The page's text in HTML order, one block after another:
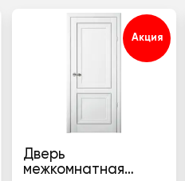
Акция
Дверь
межкомнатная